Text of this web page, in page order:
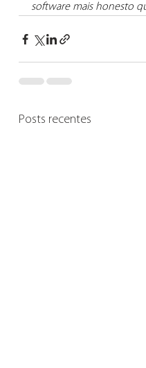
software mais honesto
Posts recentes